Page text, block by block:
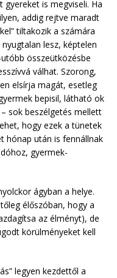
gyereket is megviseli. Ha
addig rejtve maradt
tiltakozik a számára
lesz, képtelen
összeütközésbe
válhat. Szorong,
elsírja magát, esetleg
bepisil, látható ok
sok beszélgetés mellett
hogy ezek a tünetek
hónap után is fennállnak
gyermek-
ágyban a helye.
élőszóban, hogy a
az élményt), de
körülményeket kell
legyen kezdettől a